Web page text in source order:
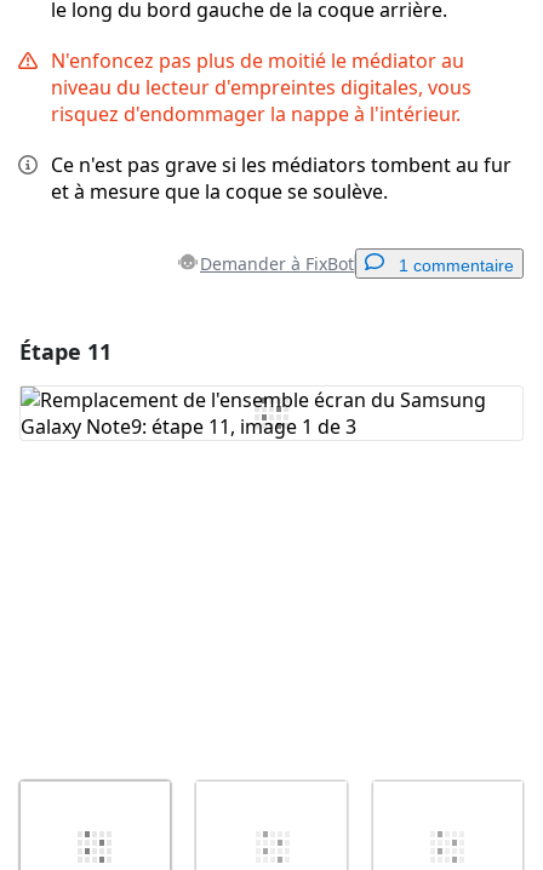
le long du bord gauche de la coque arrière.
N'enfoncez pas plus de moitié le médiator au
niveau du lecteur d'empreintes digitales, vous
risquez d'endommager la nappe à l'intérieur.
Ce n'est pas grave si les médiators tombent au fur
et à mesure que la coque se soulève.
Demander à FixBot 1 commentaire
Ajouter un commentaire
Étape 11